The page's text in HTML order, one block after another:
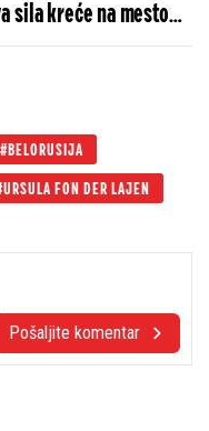
sila kreće na mesto
zna šta sada
BELORUSIJA
URSULA FON DER LAJEN
Pošaljite komentar